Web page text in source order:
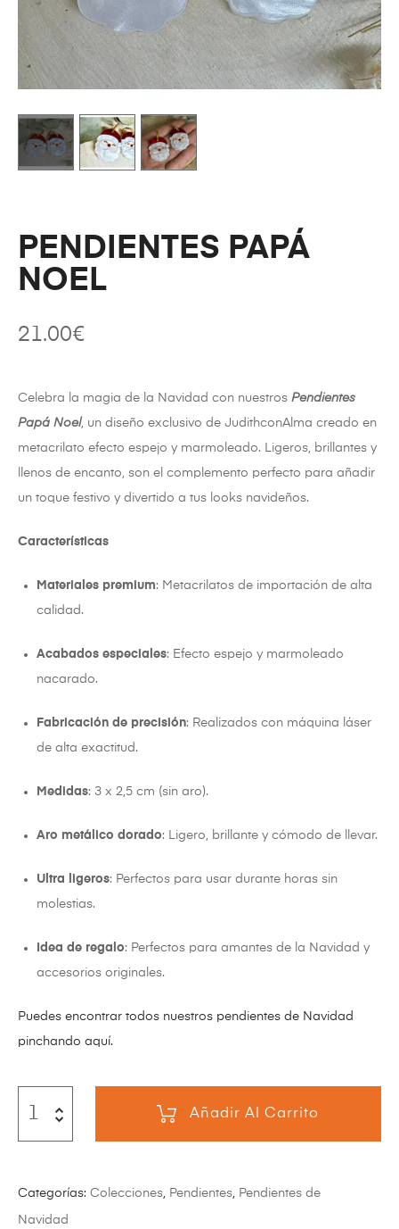
PENDIENTES PAPÁ
NOEL
21.00€
Celebra la magia de la Navidad con nuestros Pendientes
Papá Noel, un diseño exclusivo de JudithconAlma creado en
metacrilato efecto espejo y marmoleado. Ligeros, brillantes y
llenos de encanto, son el complemento perfecto para añadir
un toque festivo y divertido a tus looks navideños.
Características
Materiales premium: Metacrilatos de importación de alta
calidad.
Acabados especiales: Efecto espejo y marmoleado
nacarado.
Fabricación de precisión: Realizados con máquina láser
de alta exactitud.
Medidas: 3 x 2,5 cm (sin aro).
Aro metálico dorado: Ligero, brillante y cómodo de llevar.
Ultra ligeros: Perfectos para usar durante horas sin
molestias.
Idea de regalo: Perfectos para amantes de la Navidad y
accesorios originales.
Puedes encontrar todos nuestros pendientes de Navidad
pinchando aquí.
Añadir Al Carrito
Categorías: Colecciones, Pendientes, Pendientes de
Navidad